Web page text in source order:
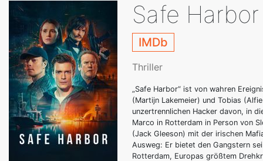
Safe Harbor
IMDb
Thriller
„Safe Harbor“ ist von wahren
(Martijn Lakemeier) und Tobias
unzertrennlichen Hacker davon, in
Marco in Rotterdam in Person von
(Jack Gleeson) mit der irischen
Ausweg: Er bietet den Gangstern
Rotterdam, Europas größtem